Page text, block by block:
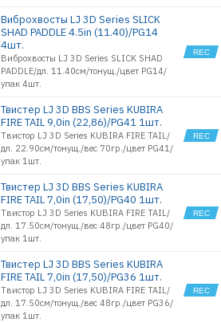
Виброхвосты LJ 3D Series SLICK
SHAD PADDLE 4.5in (11.40)/PG14
4шт.
Виброхвосты LJ 3D Series SLICK SHAD
PADDLE/дл. 11.40см/тонущ./цвет PG14/
упак 4шт.
Твистер LJ 3D BBS Series KUBIRA
FIRE TAIL 9,0in (22,86)/PG41 1шт.
Твистор LJ 3D Series KUBIRA FIRE TAIL/
дл. 22.90см/тонущ./вес 70гр./цвет PG41/
упак 1шт.
Твистер LJ 3D BBS Series KUBIRA
FIRE TAIL 7,0in (17,50)/PG40 1шт.
Твистор LJ 3D Series KUBIRA FIRE TAIL/
дл. 17.50см/тонущ./вес 48гр./цвет PG40/
упак 1шт.
Твистер LJ 3D BBS Series KUBIRA
FIRE TAIL 7,0in (17,50)/PG36 1шт.
Твистор LJ 3D Series KUBIRA FIRE TAIL/
дл. 17.50см/тонущ./вес 48гр./цвет PG36/
упак 1шт.